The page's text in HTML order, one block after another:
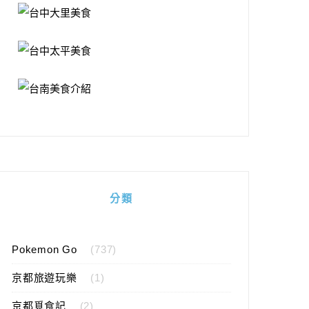
分類
Pokemon Go (737)
京都旅遊玩樂 (1)
京都覓食記 (2)